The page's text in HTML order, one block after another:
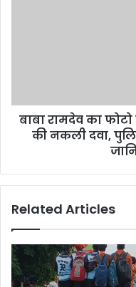
बाबा रामदेव का
की नकली दवा,
Related Articles